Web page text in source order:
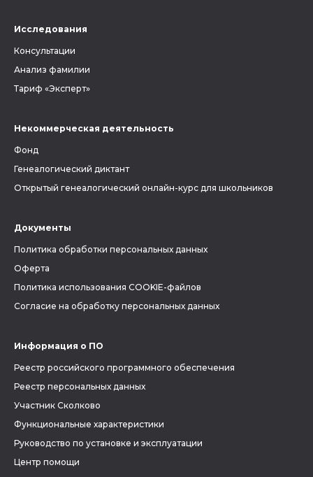
Исследования
Консультации
Анализ фамилии
Тариф «Эксперт»
Некоммерческая деятельность
Фонд
Генеалогический диктант
Открытый генеалогический онлайн-курс для школьников
Документы
Политика обработки персональных данных
Оферта
Политика использования COOKIE-файлов
Согласие на обработку персональных данных
Информация о ПО
Реестр российского программного обеспечения
Реестр персональных данных
Участник Сколково
Функциональные характеристики
Руководство по установке и эксплуатации
Центр помощи